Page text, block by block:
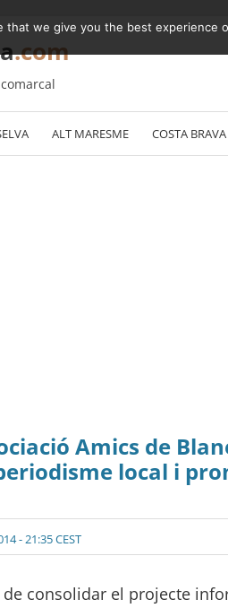
.com
ALT MARESME COSTA BRAVA
Amics de
local i
- 21:35 CEST
consolidar el projecte
that we give you the best